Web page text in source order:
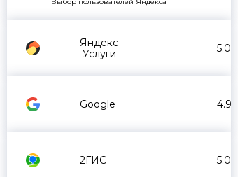
Выбор пользователей Яндекса
Яндекс
Услуги
5.0
Google 4.9
2ГИС 5.0